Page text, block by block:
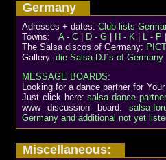
Germany
Adresses + dates: Club lists
Towns: A - C D - G H - K L - P
The Salsa discos of Germany:
Gallery: die Salsa-DJ´s of Germany
MESSAGE BOARDS:
Looking for a dance partner for
Just click here:salsa dance
www discussion board: salsa-
Germany and additional not yet
Miscellaneous: